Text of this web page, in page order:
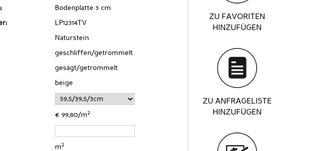
Bodenplatte 3 cm
LP12314TV
Naturstein
geschliffen/getrommelt
gesägt/getrommelt
beige
€ 99,80/m2
m2
ZU FAVORITEN
HINZUFÜGEN
ZU ANFRAGELISTE
HINZUFÜGEN